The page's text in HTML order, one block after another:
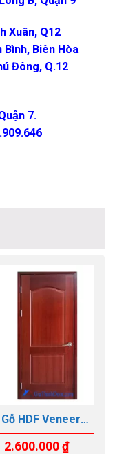
Xuân, Q12
Bình, Biên Hòa
Đông, Q.12
7.
HDF Veneer
SAPELE
2.600.000₫